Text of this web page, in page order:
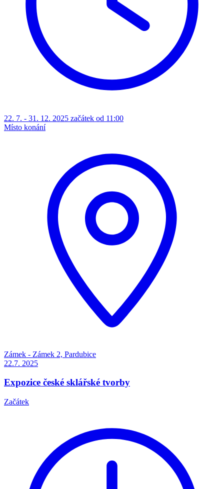
22. 7. - 31. 12. 2025 začátek od 11:00
Místo konání
Zámek - Zámek 2, Pardubice
22.7. 2025
Expozice české sklářské tvorby
Začátek